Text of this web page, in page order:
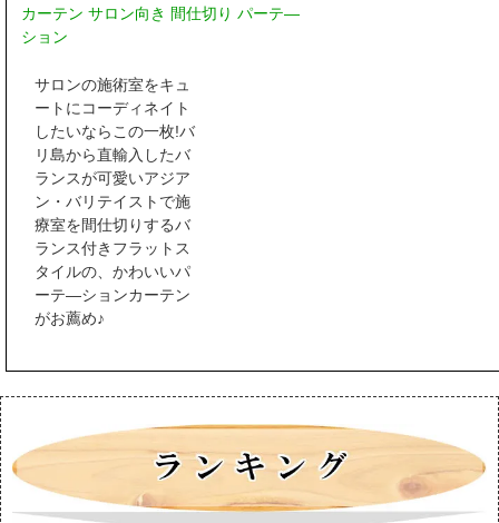
カーテン サロン向き 間仕切り パーテ―
ション
サロンの施術室をキュ
ートにコーディネイト
したいならこの一枚!バ
リ島から直輸入したバ
ランスが可愛いアジア
ン・バリテイストで施
療室を間仕切りするバ
ランス付きフラットス
タイルの、かわいいパ
ーテ―ションカーテン
がお薦め♪